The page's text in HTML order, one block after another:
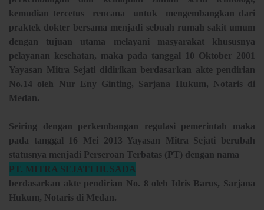
kemudian tercetus rencana untuk mengembangkan dari
praktek dokter bersama menjadi sebuah rumah sakit umum
dengan tujuan utama melayani masyarakat khususnya
pelayanan kesehatan, maka pada tanggal 10 Oktober 2001
Yayasan Mitra Sejati didirikan berdasarkan akte pendirian
No.14 oleh Nur Eny Ginting, Sarjana Hukum, Notaris di
Medan.
Seiring dengan perkembangan regulasi pemerintah maka
pada tanggal 16 Mei 2013 Yayasan Mitra Sejati berubah
statusnya menjadi Perseroan Terbatas (PT) dengan nama
PT. MITRA SEJATI HUSADA
berdasarkan akte pendirian No. 8 oleh Idris Barus, Sarjana
Hukum, Notaris di Medan.